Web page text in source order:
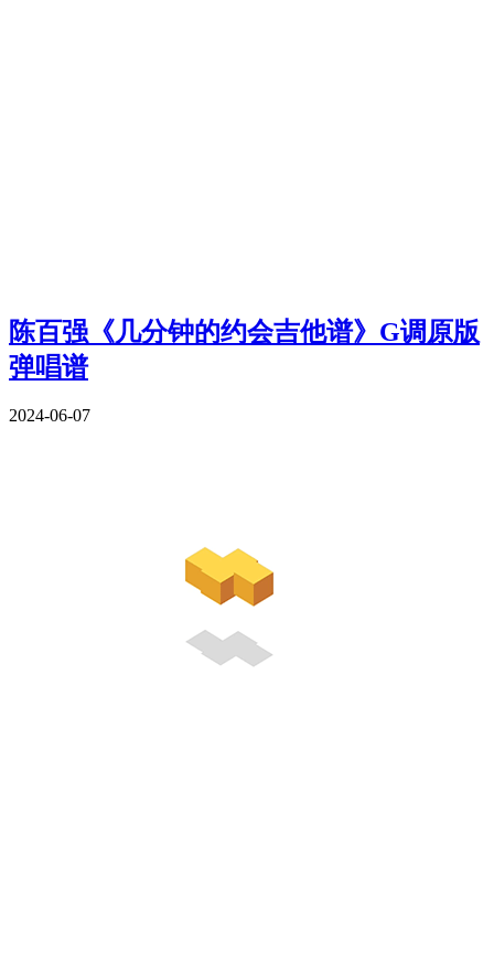
陈百强《几分钟的约会吉他谱》G调原版
弹唱谱
2024-06-07